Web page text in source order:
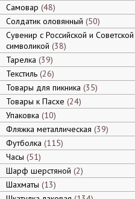
Самовар 48
Солдатик оловянный 50
Сувенир с Российской и Советской
символикой 38
Тарелка 39
Текстиль 26
Товары для пикника 35
Товары к Пасхе 24
Упаковка 10
Фляжка металлическая 39
Футболка 115
Часы 51
Шарф шерстяной 2
Шахматы 13